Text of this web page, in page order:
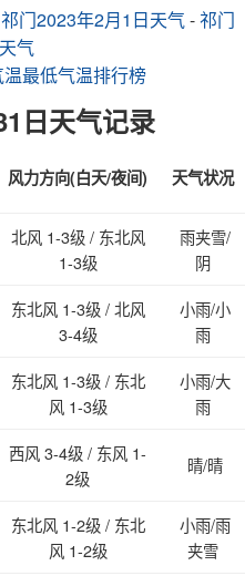
祁门2023年2月1日天气-祁门
气
最低气温排行榜
日天气记录
风力方向(白天/夜间) 天气状况
北风 1-3级 / 东北风
1-3级
雨夹雪/
阴
东北风 1-3级 / 北风
3-4级
小雨/小
雨
东北风 1-3级 / 东北
风 1-3级
小雨/大
雨
西风 3-4级 / 东风 1-
2级
晴/晴
东北风 1-2级 / 东北
风 1-2级
小雨/雨
夹雪